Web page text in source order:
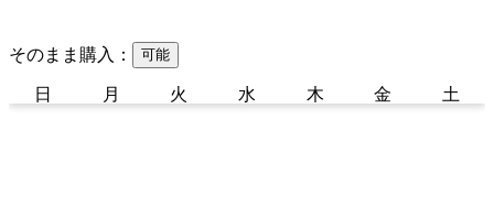
そのまま購入： 可能
日 月 火 水 木 金 土